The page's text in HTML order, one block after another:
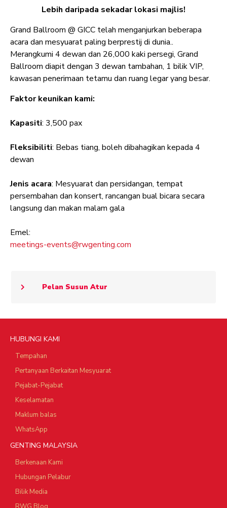
Lebih daripada sekadar lokasi majlis!
Grand Ballroom @ GICC telah menganjurkan beberapa
acara dan mesyuarat paling berprestij di dunia..
Merangkumi 4 dewan dan 26,000 kaki persegi, Grand
Ballroom diapit dengan 3 dewan tambahan, 1 bilik VIP,
kawasan penerimaan tetamu dan ruang legar yang besar.
Faktor keunikan kami:
Kapasiti: 3,500 pax
Fleksibiliti: Bebas tiang, boleh dibahagikan kepada 4
dewan
Jenis acara: Mesyuarat dan persidangan, tempat
persembahan dan konsert, rancangan bual bicara secara
langsung dan makan malam gala
Emel:
meetings-events@rwgenting.com
Pelan Susun Atur
HUBUNGI KAMI
Tempahan
Pertanyaan Berkaitan Mesyuarat
Pejabat-Pejabat
Keselamatan
Maklum balas
WhatsApp
GENTING MALAYSIA
Berkenaan Kami
Hubungan Pelabur
Bilik Media